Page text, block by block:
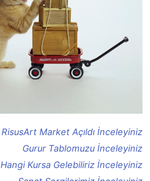
RisusArt Market Açıldı İnceleyiniz
Gurur Tablomuzu İnceleyiniz
Hangi Kursa Gelebiliriz İnceleyiniz